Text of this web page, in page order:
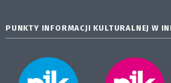
PUNKTY INFORMACJI KULTURALNEJ W